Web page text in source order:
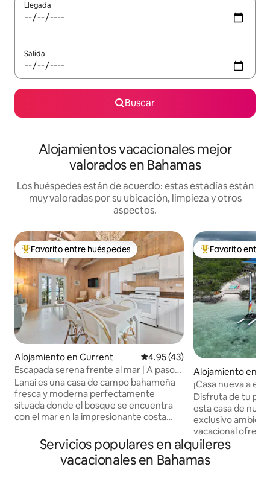
Llegada
Salida
Buscar
Alojamientos vacacionales mejor
valorados en Bahamas
Los huéspedes están de acuerdo: estas estadías están
muy valoradas por su ubicación, limpieza y otros
aspectos.
Favorito entre huéspedes preferido
Favorito entre huéspedes
Alojamiento en Current Calificación promedio: 4.95 de
4.95 (43)
Escapada serena frente al mar | A pasos
del mar
Lanai es una casa de campo bahameña
fresca y moderna perfectamente
situada donde el bosque se encuentra
con el mar en la impresionante costa
mañanas serenas y tranquilas y amplias
vistas al agua, pasea por la pendiente
cubierta de hierba para remar o hacer
Favorito entre
Favorito entre
Alojamiento en
¡Casa nueva a
privada!
Disfruta de tu
esta casa de
exclusivo
vacacional ofrece
abierto, una
variedad de
libre cómodos y
Servicios populares en alquileres
vacacionales en Bahamas